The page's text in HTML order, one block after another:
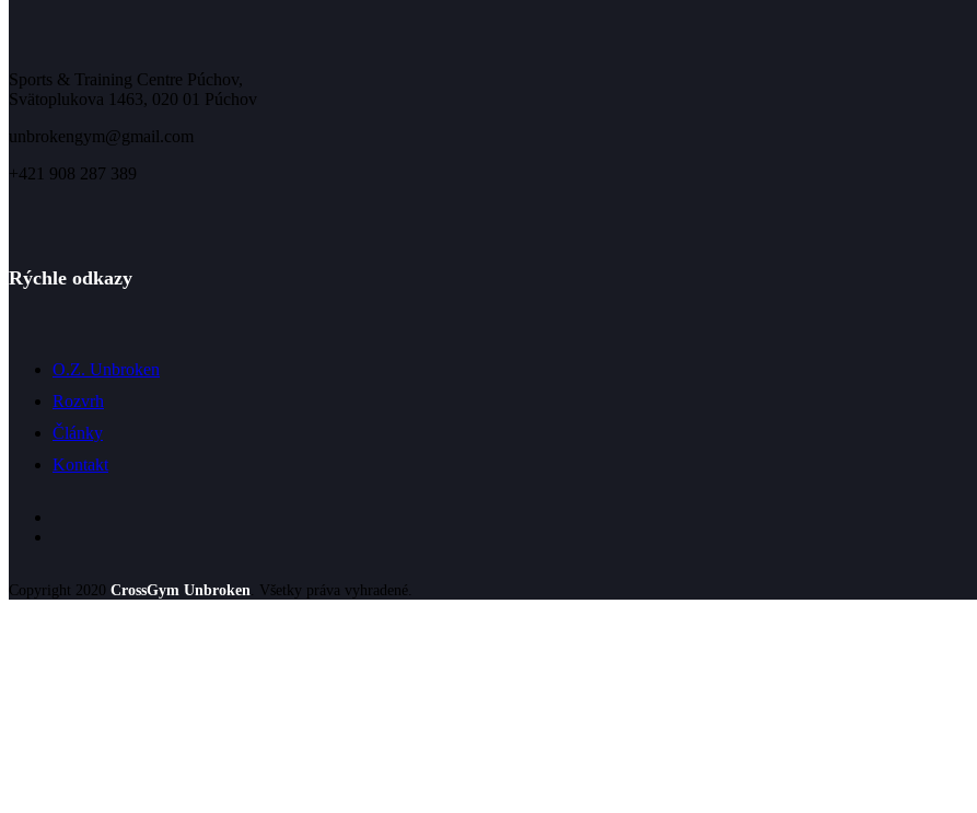
Sports & Training Centre Púchov,
Svätoplukova 1463, 020 01 Púchov
unbrokengym@gmail.com
+421 908 287 389
Rýchle odkazy
O.Z. Unbroken
Rozvrh
Články
Kontakt
Copyright 2020 CrossGym Unbroken . Všetky práva vyhradené.